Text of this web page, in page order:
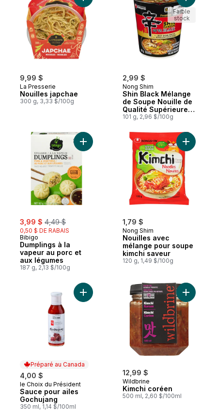
9,99 $
La Presserie
Nouilles japchae
300 g, 3,33 $/100g
2,99 $
Nong Shim
Shin Black Mélange
de Soupe Nouille de
Qualité Supérieure
Saveur de Pot-au-
101 g, 2,96 $/100g
Faible
stock
sale:
3,99 $ , formerly:
4,49 $
0,50 $ DE RABAIS
Bibigo
Dumplings à la
vapeur au porc et
aux légumes
187 g, 2,13 $/100g
Ajouter Dumplings à la vapeur au porc et
1,79 $
Nong Shim
Nouilles avec
mélange pour soupe
kimchi saveur
120 g, 1,49 $/100g
Ajouter
Préparé au Canada
4,00 $
Préparé au Canada
le Choix du Président
Sauce pour ailes
Gochujang
350 ml, 1,14 $/100ml
Ajouter Sauce pour ailes Gochujang au
12,99 $
Wildbrine
Kimchi coréen
500 ml, 2,60 $/100ml
Ajouter